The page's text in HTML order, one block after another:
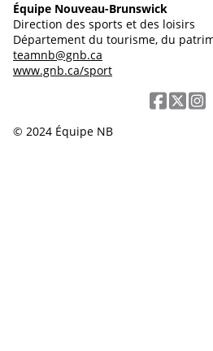
Équipe Nouveau-Brunswick
Direction des sports et des loisirs
Département du tourisme, du
teamnb@gnb.ca
www.gnb.ca/sport
© 2024 Équipe NB